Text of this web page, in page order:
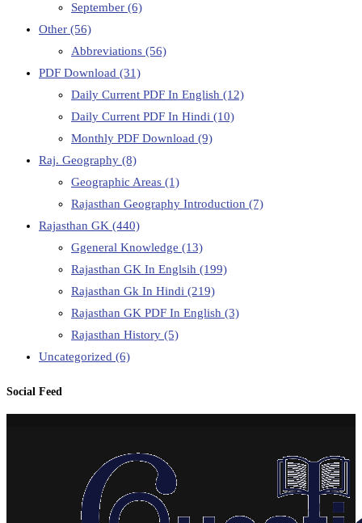
September (6)
Other (56)
Abbreviations (56)
PDF Download (31)
Daily Current PDF In English (12)
Daily Current PDF In Hindi (10)
Monthly PDF Download (9)
Raj. Geography (8)
Geographic Areas (1)
Rajasthan Geography Introduction (7)
Rajasthan GK (440)
Ggeneral Knowledge (13)
Rajasthan GK In Englsih (199)
Rajasthan Gk In Hindi (219)
Rajasthan GK PDF In English (3)
Rajasthan History (5)
Uncategorized (6)
Social Feed